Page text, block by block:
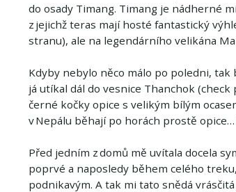
do osady Timang. Timang je nádherné
z jejichž teras mají hosté fantastický
stranu), ale na legendárního velikána
Kdyby nebylo něco málo po poledni, tak
já utíkal dál do vesnice Thanchok
černé kočky opice s velikým bílým
v Nepálu běhají po horách prostě
Před jedním z domů mě uvítala docela
poprvé a naposledy během celého
podnikavým. A tak mi tato snědá